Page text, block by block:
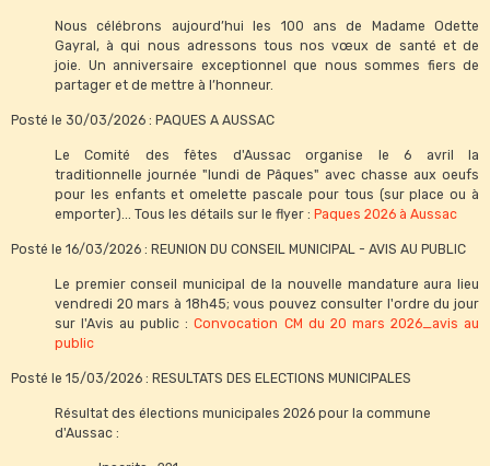
Nous célébrons aujourd’hui les 100 ans de Madame Odette
Gayral, à qui nous adressons tous nos vœux de santé et de
joie. Un anniversaire exceptionnel que nous sommes fiers de
partager et de mettre à l’honneur.
Posté le 30/03/2026 : PAQUES A AUSSAC
Le Comité des fêtes d'Aussac organise le 6 avril la
traditionnelle journée "lundi de Pâques" avec chasse aux oeufs
pour les enfants et omelette pascale pour tous (sur place ou à
emporter)... Tous les détails sur le flyer : Paques 2026 à Aussac
Posté le 16/03/2026 : REUNION DU CONSEIL MUNICIPAL - AVIS AU PUBLIC
Le premier conseil municipal de la nouvelle mandature aura lieu
vendredi 20 mars à 18h45; vous pouvez consulter l'ordre du jour
sur l'Avis au public :Convocation CM du 20 mars 2026_avis au
public
Posté le 15/03/2026 : RESULTATS DES ELECTIONS MUNICIPALES
Résultat des élections municipales 2026 pour la commune
d'Aussac :